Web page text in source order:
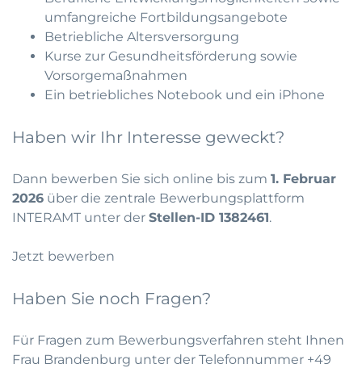
umfangreiche Fortbildungsangebote
Betriebliche Altersversorgung
Kurse zur Gesundheitsförderung sowie
Vorsorgemaßnahmen
Ein betriebliches Notebook und ein iPhone
Haben wir Ihr Interesse geweckt?
Dann bewerben Sie sich online bis zum 1. Februar
2026 über die zentrale Bewerbungsplattform
INTERAMT unter der Stellen-ID 1382461.
Jetzt bewerben
Haben Sie noch Fragen?
Für Fragen zum Bewerbungsverfahren steht Ihnen
Frau Brandenburg unter der Telefonnummer +49